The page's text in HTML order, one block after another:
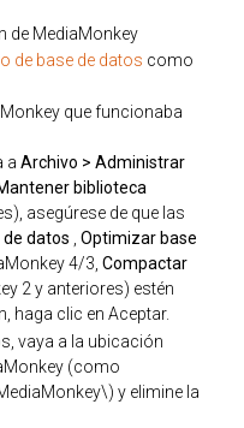
de MediaMonkey
de base de datos como
que funcionaba
a Archivo > Administrar
biblioteca
asegúrese de que las
de datos , Optimizar base
4/3, Compactar
2 y anteriores) estén
haga clic en Aceptar.
vaya a la ubicación
(como
y elimine la